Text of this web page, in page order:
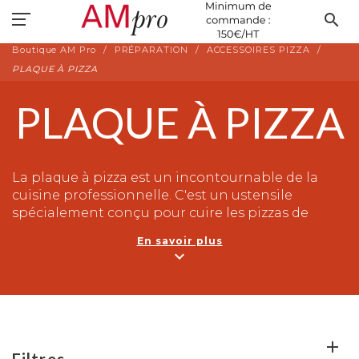
search
Boutique AM Pro PRÉPARATION
ACCESSOIRES PIZZA
PLAQUE À PIZZA
PLAQUE À PIZZA
La plaque à pizza est un incontournable de la
cuisine professionnelle. C'est un ustensile
spécialement conçu pour cuire les pizzas de
cette plaque garantit une cuisson uniforme de la
La plaque à pizza est idéale pour les restaurants,
En savoir plus
expand_more